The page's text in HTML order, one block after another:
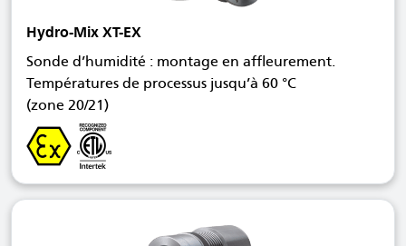
Hydro-Mix XT-EX
Sonde d’humidité : montage en affleurement.
Températures de processus jusqu’à 60 °C
(zone 20/21)